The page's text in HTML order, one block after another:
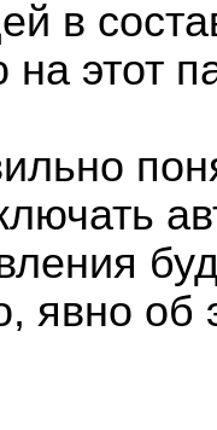
в
этот
явно об